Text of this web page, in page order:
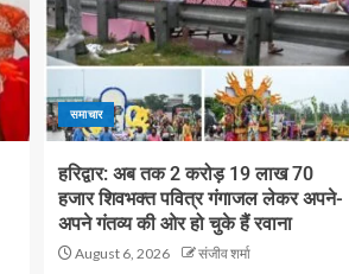
समाचार
हरिद्वार: अब तक 2 करोड़ 19 लाख 70
हजार शिवभक्त पवित्र गंगाजल लेकर अपने-
अपने गंतव्य की ओर हो चुके हैं रवाना
August 6, 2026 संजीव शर्मा